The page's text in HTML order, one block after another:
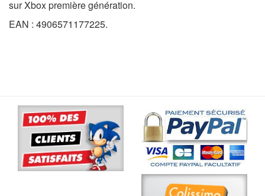
sur Xbox première génération.
EAN : 4906571177225.